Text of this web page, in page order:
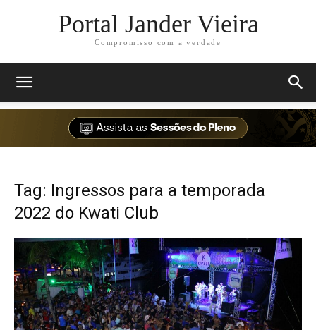
Portal Jander Vieira
Compromisso com a verdade
Tag: Ingressos para a temporada
2022 do Kwati Club